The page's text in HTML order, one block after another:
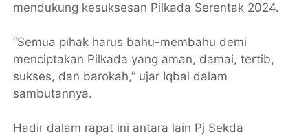
mendukung kesuksesan Pilkada Serentak 2024.
“Semua pihak harus bahu-membahu demi
menciptakan Pilkada yang aman, damai, tertib,
sukses, dan barokah,” ujar Iqbal dalam
sambutannya.
Hadir dalam rapat ini antara lain Pj Sekda